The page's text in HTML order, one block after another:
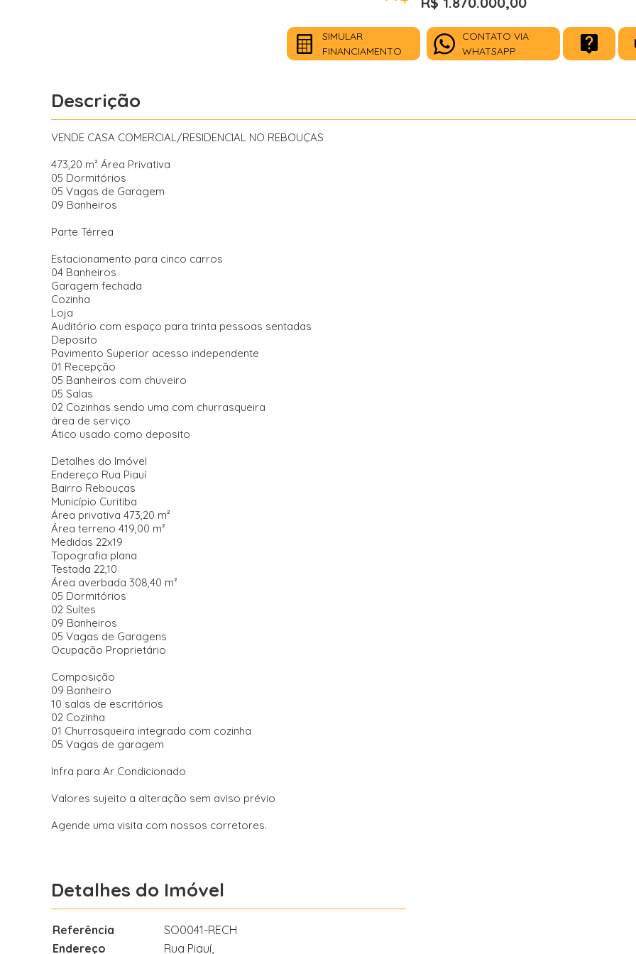
SIMULAR
FINANCIAMENTO
CONTATO VIA
WHATSAPP
Descrição
VENDE CASA COMERCIAL/RESIDENCIAL NO REBOUÇAS
473,20 m² Área Privativa
05 Dormitórios
05 Vagas de Garagem
09 Banheiros
Parte Térrea
Estacionamento para cinco carros
04 Banheiros
Garagem fechada
Cozinha
Loja
Auditório com espaço para trinta pessoas sentadas
Deposito
Pavimento Superior acesso independente
01 Recepção
05 Banheiros com chuveiro
05 Salas
02 Cozinhas sendo uma com churrasqueira
área de serviço
Ático usado como deposito
Detalhes do Imóvel
Endereço Rua Piauí
Bairro Rebouças
Município Curitiba
Área privativa 473,20 m²
Área terreno 419,00 m²
Medidas 22x19
Topografia plana
Testada 22,10
Área averbada 308,40 m²
05 Dormitórios
02 Suítes
09 Banheiros
05 Vagas de Garagens
Ocupação Proprietário
Composição
09 Banheiro
10 salas de escritórios
02 Cozinha
01 Churrasqueira integrada com cozinha
05 Vagas de garagem
Infra para Ar Condicionado
Valores sujeito a alteração sem aviso prévio
Agende uma visita com nossos corretores.
Detalhes do Imóvel
Referência
SO0041-RECH
Endereço
Rua Piauí,